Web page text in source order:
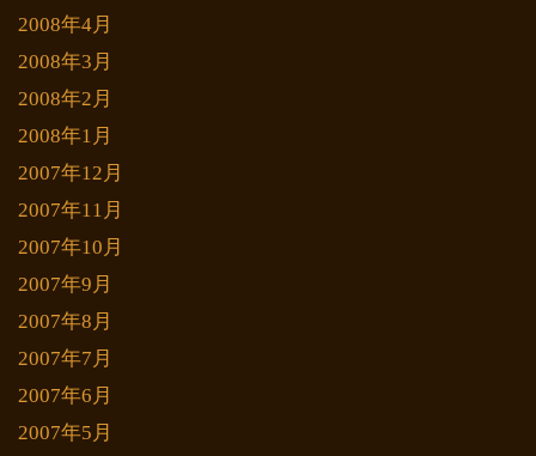
2008年4月
2008年3月
2008年2月
2008年1月
2007年12月
2007年11月
2007年10月
2007年9月
2007年8月
2007年7月
2007年6月
2007年5月